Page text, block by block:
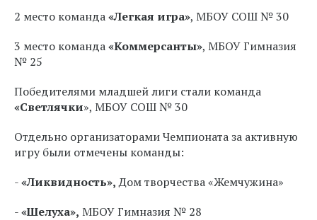
2 место команда«Легкая игра», МБОУ СОШ № 30
3 место команда«Коммерсанты», МБОУ Гимназия
№ 25
Победителями младшей лиги стали команда
«Светлячки», МБОУ СОШ № 30
Отдельно организаторами Чемпионата за активную
игру были отмечены команды:
-«Ликвидность»,Дом творчества «Жемчужина»
-«Шелуха», МБОУ Гимназия № 28